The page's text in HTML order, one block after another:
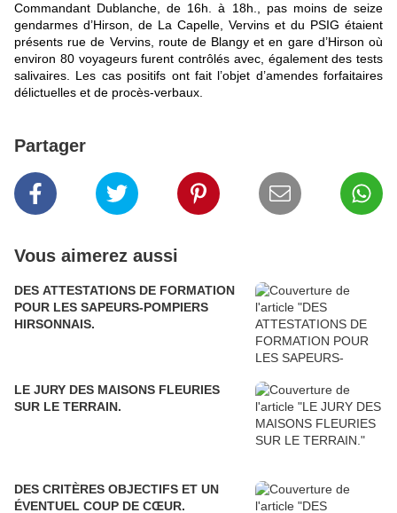
Commandant Dublanche, de 16h. à 18h., pas moins de seize
gendarmes d’Hirson, de La Capelle, Vervins et du PSIG étaient
présents rue de Vervins, route de Blangy et en gare d’Hirson où
environ 80 voyageurs furent contrôlés avec, également des tests
salivaires. Les cas positifs ont fait l’objet d’amendes forfaitaires
délictuelles et de procès-verbaux.
Partager
Vous aimerez aussi
DES ATTESTATIONS DE FORMATION
POUR LES SAPEURS-POMPIERS
HIRSONNAIS.
LE JURY DES MAISONS FLEURIES
SUR LE TERRAIN.
DES CRITÈRES OBJECTIFS ET UN
ÉVENTUEL COUP DE CŒUR.